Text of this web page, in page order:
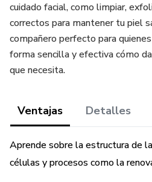
cuidado facial, como limpiar,
correctos para mantener tu piel
compañero perfecto para
forma sencilla y efectiva cómo
que necesita.
Ventajas Detalles
Aprende sobre la estructura de
células y procesos como la